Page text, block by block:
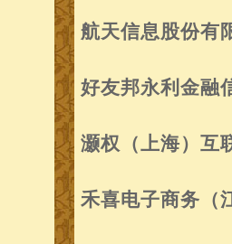
航天信息股份有
好友邦永利金融
灏权（上海）互
禾喜电子商务（